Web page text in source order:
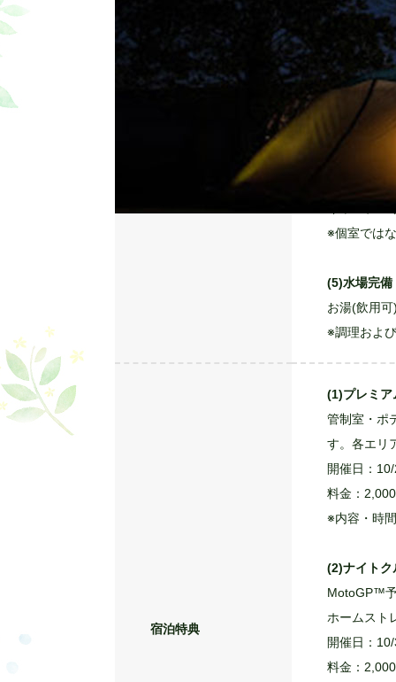
寝袋・マ
(2)ホーム
観戦エリア
女性専用
シャワール
パウダール
※タオル類
(4)電源ルー
キャンプエ
※個室では
(5)水場完備
お湯(飲用
※調理およ
管制室・ポ
す。各エリ
開催日：
料金：
※内容・時